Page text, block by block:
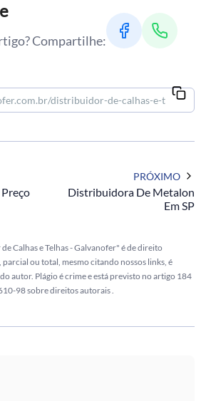
Compartilhe:
PRÓXIMO
Distribuidora De Metalon
Em SP
Calhas e Telhas - Galvanofer" é de direito
ou total, mesmo citando nossos links, é
autor. Plágio é crime e está previsto no artigo 184
98 sobre direitos autorais